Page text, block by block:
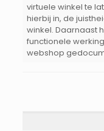
virtuele winkel te
hierbij in, de
winkel. Daarnaast
functionele
webshop